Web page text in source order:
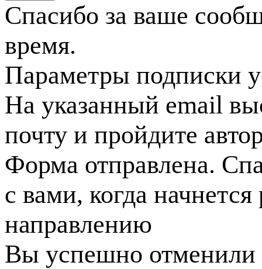
Спасибо за ваше
время.
Параметры подписки
На указанный email
почту и пройдите
Форма отправлена.
с вами, когда
направлению
Вы успешно отменили